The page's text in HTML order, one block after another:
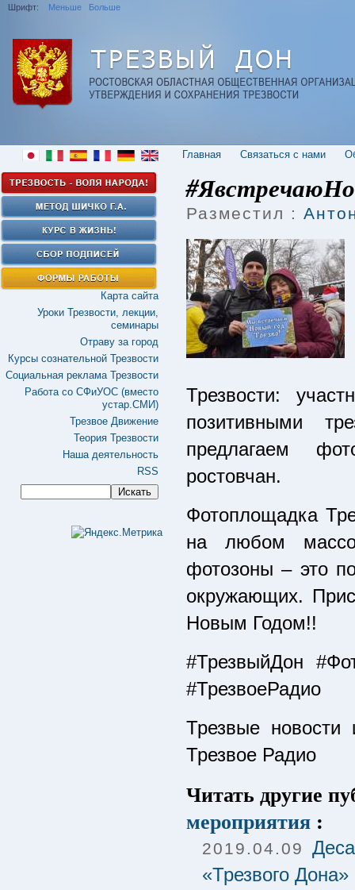
Шрифт: Меньше Больше
Главная Cвязаться с нами
Разместил :
Трезвости:
позитивными
предлагаем
ростовчан.
Фотоплощадка
на любом
фотозоны – это
окружающих.
Новым Годом!!
#ТрезвыйДон
#ТрезвоеРадио
Трезвые новости
Трезвое Радио
Читать другие
мероприятия :
2019.04.09
«Трезвого Дона»
Карта сайта
Уроки Трезвости, лекции,
семинары
Отраву за город
Курсы сознательной Трезвости
Социальная реклама Трезвости
Работа со СФиУОС (вместо
устар.СМИ)
Трезвое Движение
Теория Трезвости
Наша деятельность
RSS